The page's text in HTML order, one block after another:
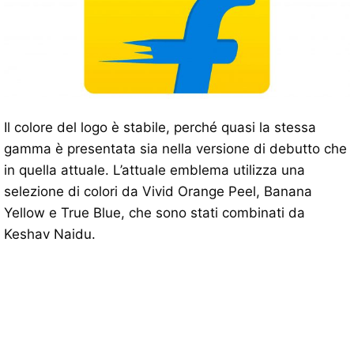
Il colore del logo è stabile, perché quasi la stessa
gamma è presentata sia nella versione di debutto che
in quella attuale. L’attuale emblema utilizza una
selezione di colori da Vivid Orange Peel, Banana
Yellow e True Blue, che sono stati combinati da
Keshav Naidu.